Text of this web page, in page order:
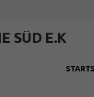
SÜD E.K